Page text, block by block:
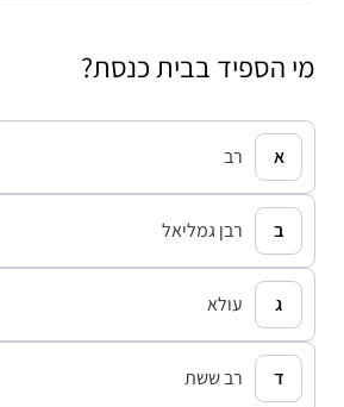
מי הספיד בבית כנסת?
רב
רבן גמליאל
עולא
רב ששת